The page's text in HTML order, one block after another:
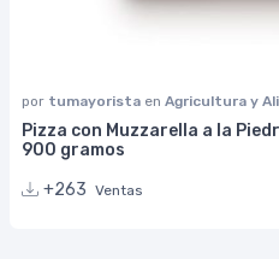
por tumayorista en Agricultura y
Pizza con Muzzarella a la
900 gramos
+263 Ventas